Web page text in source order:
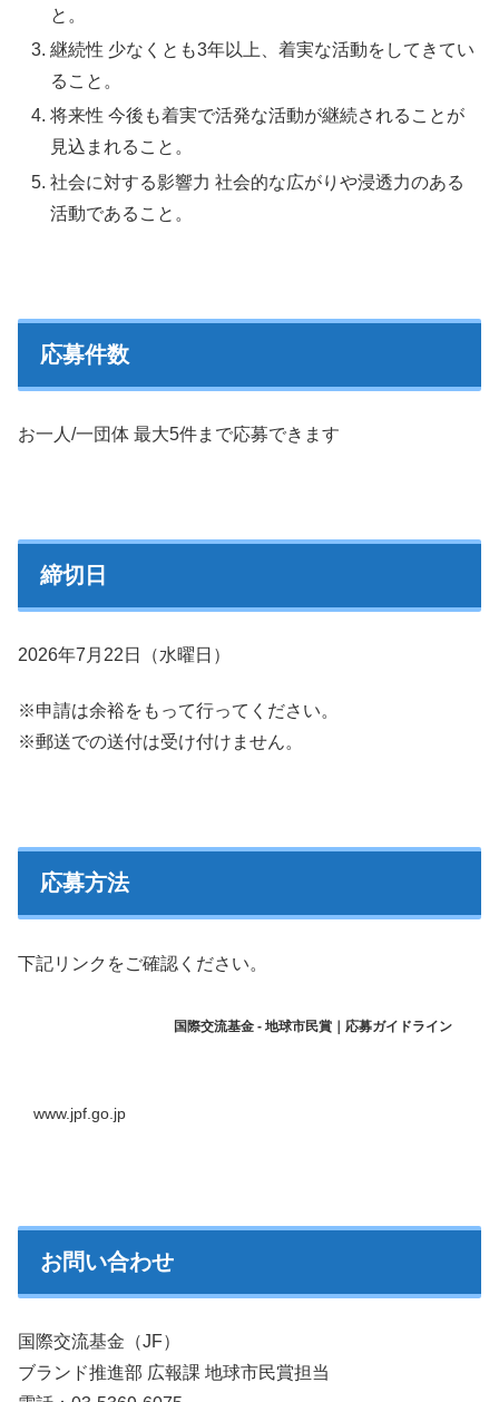
と。
継続性 少なくとも3年以上、着実な活動をしてきてい
ること。
将来性 今後も着実で活発な活動が継続されることが
見込まれること。
社会に対する影響力 社会的な広がりや浸透力のある
活動であること。
応募件数
お一人/一団体 最大5件まで応募できます
締切日
2026年7月22日（水曜日）
※申請は余裕をもって行ってください。
※郵送での送付は受け付けません。
応募方法
下記リンクをご確認ください。
国際交流基金 - 地球市民賞｜応募ガイドライン
www.jpf.go.jp
お問い合わせ
国際交流基金（JF）
ブランド推進部 広報課 地球市民賞担当